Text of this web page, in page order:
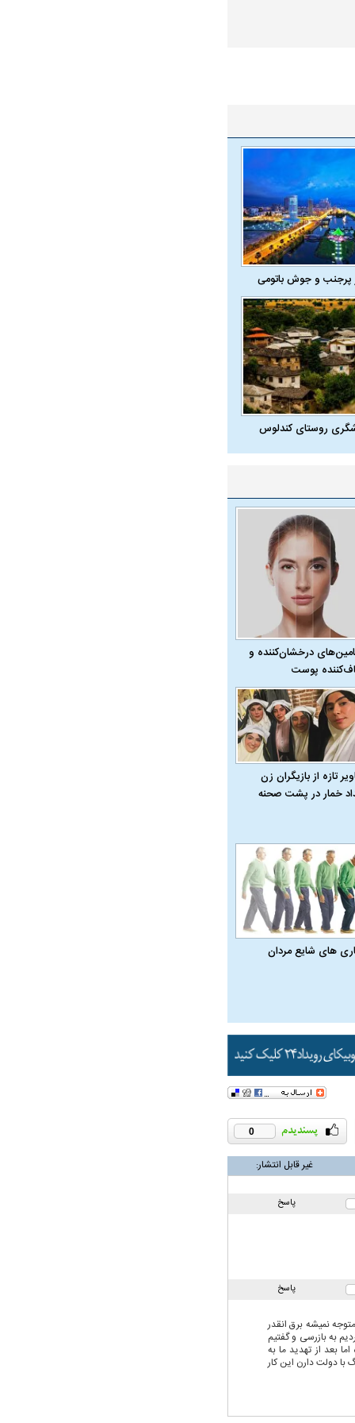
و جوش باتومی
روستای کندلوس
درخشان‌کننده و
پوست
تازه از بازیگران زن
خمار در پشت صحنه
های شایع مردان
0
غیر قابل انتشار:
پاسخ
پاسخ
کسی متوجه نمیشه برق انقدر
به بازرسی و گفتیم
بعد از تهدید ما به
دولت دارن این کار
دوران قاجار چگونه
مردم است
ویتامین‌های درخشان‌کننده و شفاف‌کننده